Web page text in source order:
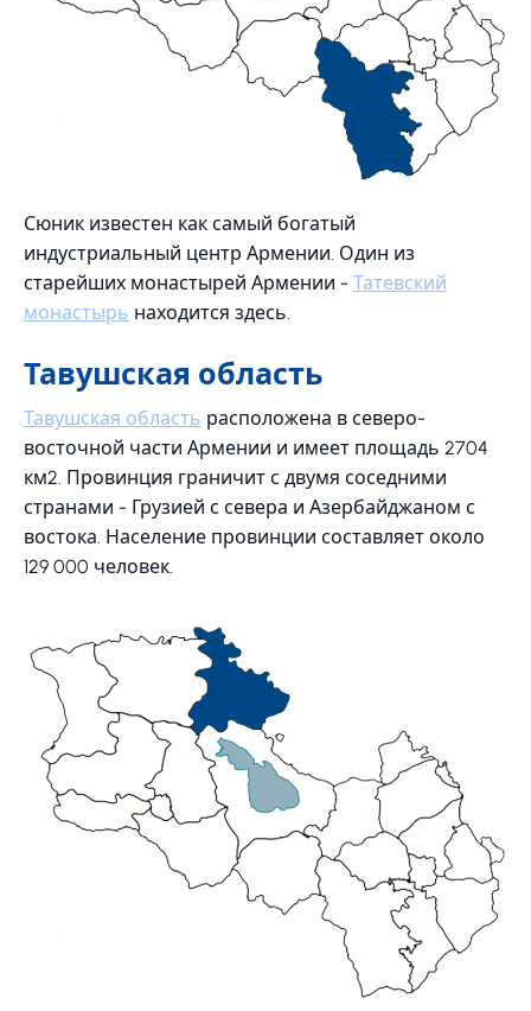
Сюник известен как самый богатый
индустриальный центр Армении. Один из
старейших монастырей Армении - Татевский
монастырь находится здесь.
Тавушская область
Тавушская область расположена в северо-
восточной части Армении и имеет площадь 2704
км2. Провинция граничит с двумя соседними
странами - Грузией с севера и Азербайджаном с
востока. Население провинции составляет около
129 000 человек.